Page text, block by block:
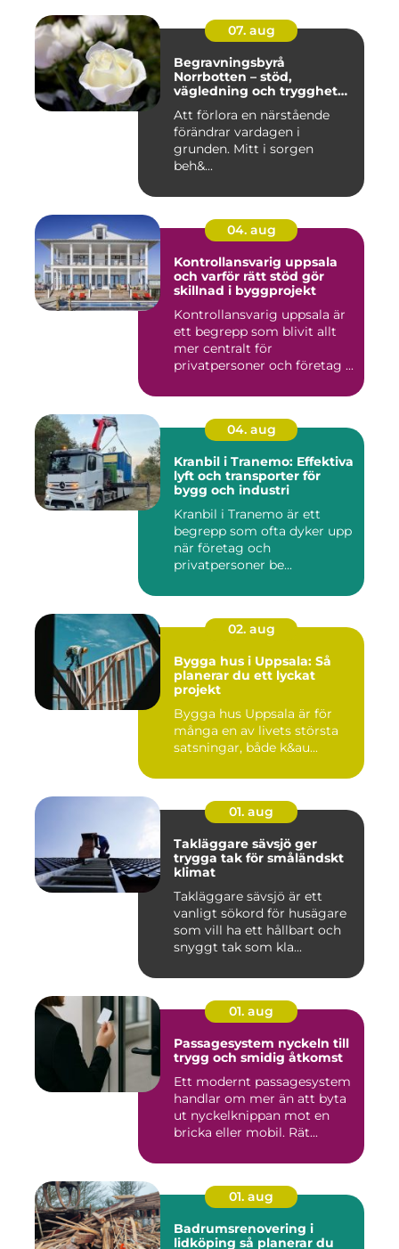
07. aug
Begravningsbyrå
Norrbotten – stöd,
vägledning och trygghet
Att förlora en närstående
förändrar vardagen i
grunden. Mitt i sorgen
beh&...
04. aug
Kontrollansvarig uppsala
och varför rätt stöd gör
skillnad i byggprojekt
Kontrollansvarig uppsala är
ett begrepp som blivit allt
mer centralt för
privatpersoner och företag ...
04. aug
Kranbil i Tranemo: Effektiva
lyft och transporter för
bygg och industri
Kranbil i Tranemo är ett
begrepp som ofta dyker upp
när företag och
privatpersoner be...
02. aug
Bygga hus i Uppsala: Så
planerar du ett lyckat
projekt
Bygga hus Uppsala är för
många en av livets största
satsningar, både k&au...
01. aug
Takläggare sävsjö ger
trygga tak för småländskt
klimat
Takläggare sävsjö är ett
vanligt sökord för husägare
som vill ha ett hållbart och
snyggt tak som kla...
01. aug
Passagesystem nyckeln till
trygg och smidig åtkomst
Ett modernt passagesystem
handlar om mer än att byta
ut nyckelknippan mot en
bricka eller mobil. Rät...
01. aug
Badrumsrenovering i
lidköping så planerar du